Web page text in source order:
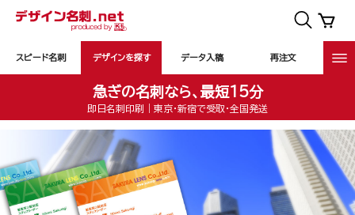
スピード名刺 デザインを探す データ入稿 再注文
急ぎの名刺なら、最短15分
即日名刺印刷｜東京・新宿で受取・全国発送